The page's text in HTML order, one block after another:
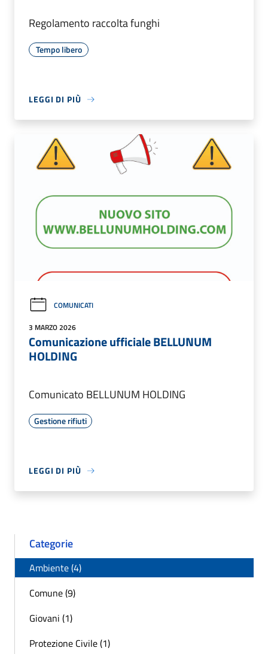
Regolamento raccolta funghi
Tempo libero
LEGGI DI PIÙ
COMUNICATI
3 MARZO 2026
Comunicazione ufficiale BELLUNUM
HOLDING
Comunicato BELLUNUM HOLDING
Gestione rifiuti
LEGGI DI PIÙ
Categorie
Ambiente (4)
Comune (9)
Giovani (1)
Protezione Civile (1)